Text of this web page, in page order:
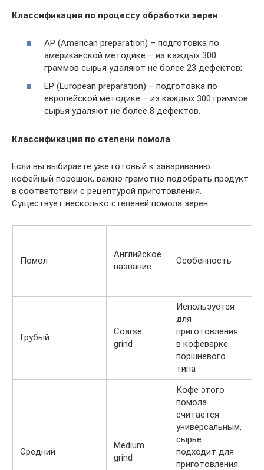
Классификация по процессу обработки зерен
AP (American preparation) – подготовка по
американской методике – из каждых 300
граммов сырья удаляют не более 23 дефектов;
EP (European preparation) – подготовка по
европейской методике – из каждых 300 граммов
сырья удаляют не более 8 дефектов.
Классификация по степени помола
Если вы выбираете уже готовый к завариванию
кофейный порошок, важно грамотно подобрать продукт
в соответствии с рецептурой приготовления.
Существует несколько степеней помола зерен.
Помол
Английское
название
Особенность
Грубый
Coarse
grind
Используется
для
приготовления
в кофеварке
поршневого
типа
Средний
Medium
grind
Кофе этого
помола
считается
универсальным,
сырье
подходит для
приготовления